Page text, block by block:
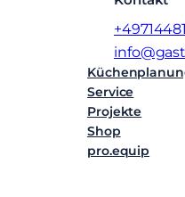
Service
Projekte
Shop
pro.equip